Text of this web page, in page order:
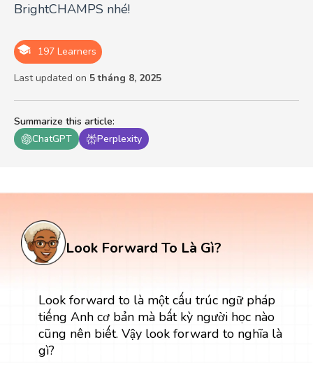
Summarize this article:
ChatGPT
Perplexity
197 Learners
Last updated on 5 tháng 8, 2025
BrightCHAMPS nhé!
Look Forward To Là Gì?
Look forward to là một cấu trúc ngữ pháp
tiếng Anh cơ bản mà bất kỳ người học nào
cũng nên biết. Vậy look forward to nghĩa là
gì?